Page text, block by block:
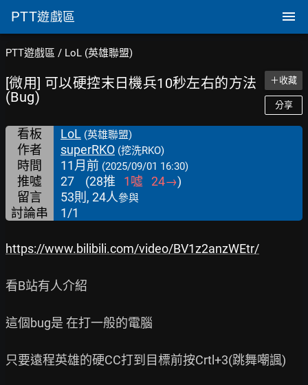
PTT遊戲區
PTT遊戲區 / LoL (英雄聯盟)
[微用] 可以硬控末日機兵10秒左右的方法
(Bug)
＋收藏
分享
看板 LoL (英雄聯盟)
作者 superRKO (挖洗RKO)
時間 11月前 (2025/09/01 16:30)
推噓 27 (28推 1噓 24→)
留言
53則, 24人參與
討論串 1/1
https://www.bilibili.com/video/BV1z2anzWEtr/
看B站有人介紹
這個bug是 在打一般的電腦
只要遠程英雄的硬CC打到目標前按Crtl+3(跳舞嘲諷)